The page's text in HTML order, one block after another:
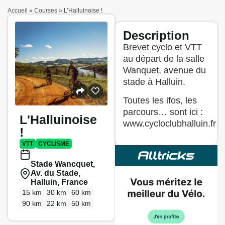
Accueil » Courses » L’Halluinoise !
L'Halluinoise
!
VTT CYCLISME
Stade Wancquet,
Av. du Stade,
Halluin, France
15 km 30 km
60 km
90 km
22 km 50 km
Description
Brevet cyclo et VTT
au départ de la salle
Wanquet, avenue du
stade à Halluin.
Toutes les ifos, les
parcours… sont ici :
www.cycloclubhalluin.fr